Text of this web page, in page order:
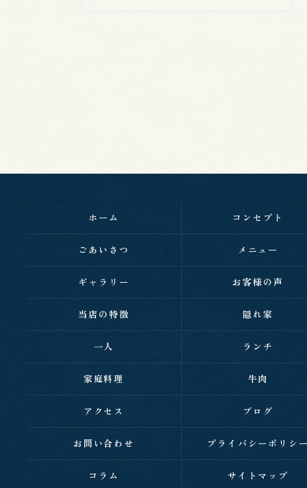
ホーム コンセプト
ごあいさつ メニュー
ギャラリー お客様の声
当店の特徴 隠れ家
一人 ランチ
家庭料理 牛肉
アクセス ブログ
お問い合わせ プライバシーポリシ
コラム サイトマップ